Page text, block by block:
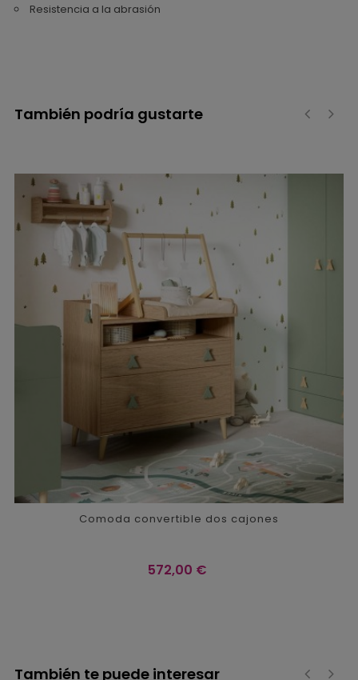
Resistencia a la abrasión
También podría gustarte
Comoda convertible dos cajones
Precio
572,00 €
También te puede interesar